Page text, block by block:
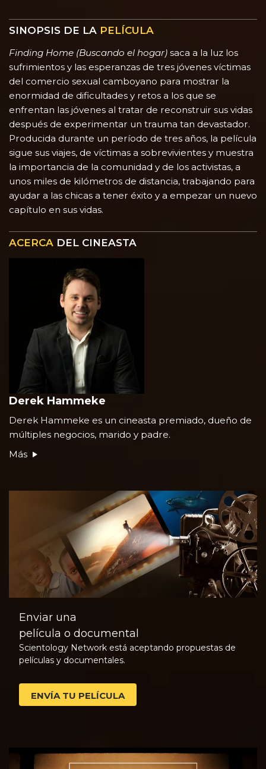
SINOPSIS DE LA PELÍCULA
Finding Home (Buscando el hogar) saca a la luz los
sufrimientos y las esperanzas de tres jóvenes víctimas
del comercio sexual camboyano para mostrar la
enormidad de dificultades y retos a los que se
enfrentan las jóvenes al tratar de reconstruir sus vidas
después de experimentar un trauma tan devastador.
Producida durante un período de tres años, la película
sigue sus viajes, de víctimas a sobrevivientes y muestra
la importancia de la comunidad y de los activistas, a
unos miles de kilómetros de distancia, trabajando para
ayudar a las chicas a tener éxito y a empezar un nuevo
capítulo en sus vidas.
ACERCA DEL CINEASTA
Derek Hammeke
Derek Hammeke es un cineasta premiado, dueño de
múltiples negocios, marido y padre.
Más
Enviar una
película o documental
Scientology Network está aceptando propuestas de
películas y documentales.
ENVÍA TU PELÍCULA